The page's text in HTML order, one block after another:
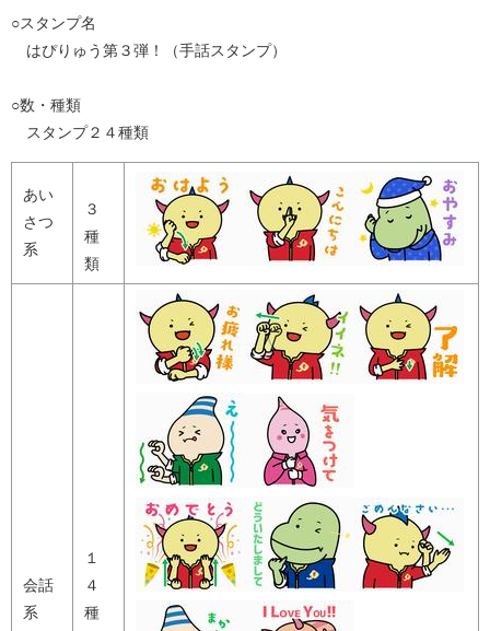
○スタンプ名
はぴりゅう第３弾！（手話スタンプ）
○数・種類
スタンプ２４種類
あい
さつ
系
３
種
類
会話
系
１
４
種